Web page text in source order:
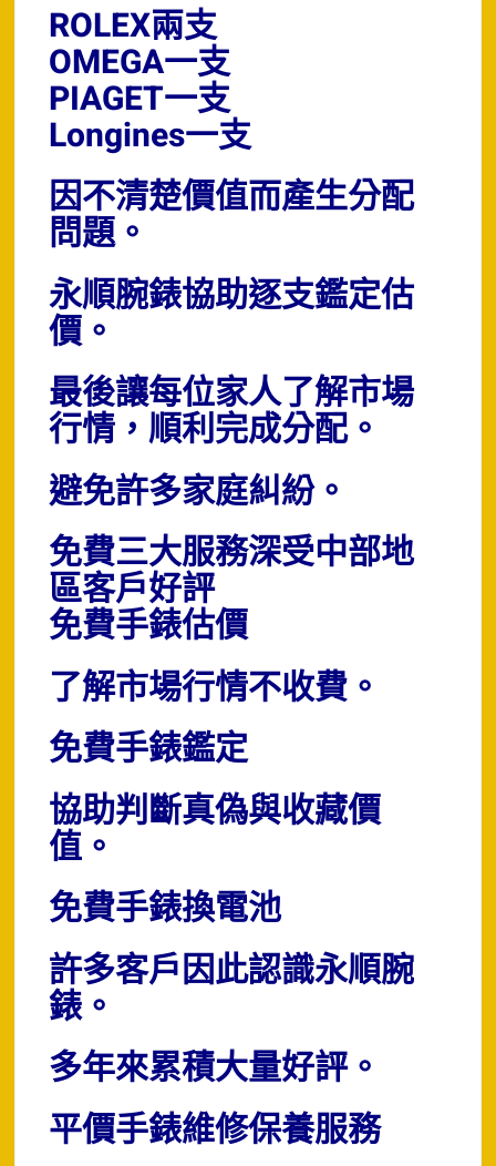
ROLEX兩支
OMEGA一支
PIAGET一支
Longines一支
因不清楚價值而產生分配
問題。
永順腕錶協助逐支鑑定估
價。
最後讓每位家人了解市場
行情，順利完成分配。
避免許多家庭糾紛。
免費三大服務深受中部地
區客戶好評
免費手錶估價
了解市場行情不收費。
免費手錶鑑定
協助判斷真偽與收藏價
值。
免費手錶換電池
許多客戶因此認識永順腕
錶。
多年來累積大量好評。
平價手錶維修保養服務